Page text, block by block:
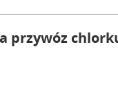
przywóz